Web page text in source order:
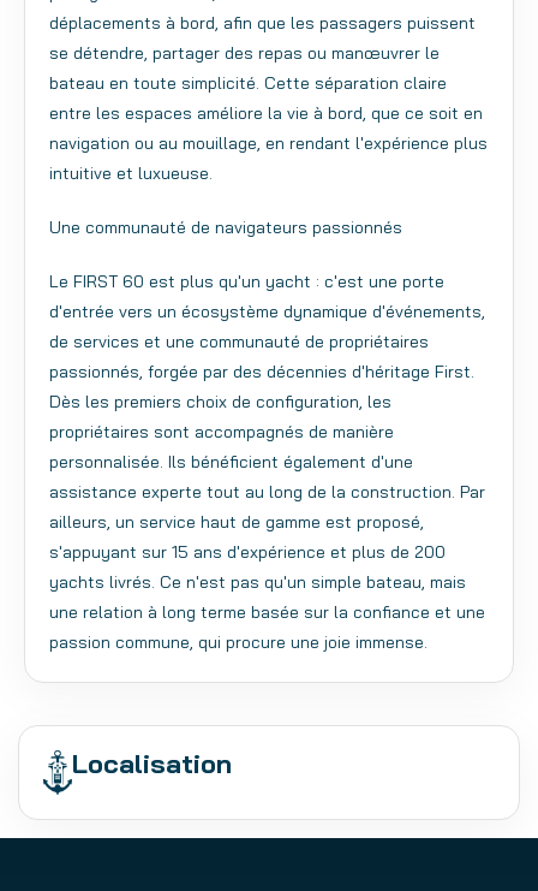
déplacements à bord, afin que les passagers puissent
se détendre, partager des repas ou manœuvrer le
bateau en toute simplicité. Cette séparation claire
entre les espaces améliore la vie à bord, que ce soit en
navigation ou au mouillage, en rendant l'expérience plus
intuitive et luxueuse.
Une communauté de navigateurs passionnés
Le FIRST 60 est plus qu'un yacht : c'est une porte
d'entrée vers un écosystème dynamique d'événements,
de services et une communauté de propriétaires
passionnés, forgée par des décennies d'héritage First.
Dès les premiers choix de configuration, les
propriétaires sont accompagnés de manière
personnalisée. Ils bénéficient également d'une
assistance experte tout au long de la construction. Par
ailleurs, un service haut de gamme est proposé,
s'appuyant sur 15 ans d'expérience et plus de 200
yachts livrés. Ce n'est pas qu'un simple bateau, mais
une relation à long terme basée sur la confiance et une
passion commune, qui procure une joie immense.
Localisation